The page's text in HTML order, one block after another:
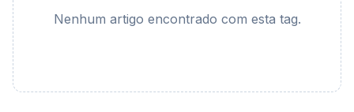
Nenhum artigo encontrado com esta tag.